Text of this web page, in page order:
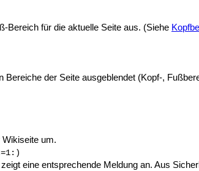
Bereich für die aktuelle Seite aus. (Siehe
Bereiche der Seite ausgeblendet (Kopf-,
Wikiseite um.
eine entsprechende Meldung an. Aus